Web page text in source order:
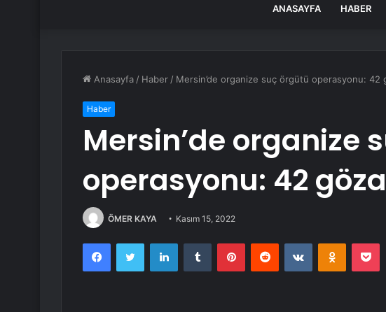
ANASAYFA HABER
Anasayfa / Haber / Mersin’de organize suç örgütü operasyonu: 42
Haber
Mersin’de organize
operasyonu: 42
ÖMER KAYA Kasım 15, 2022
FacebookTwitter LinkedInTumblr PinterestReddit VKontakte